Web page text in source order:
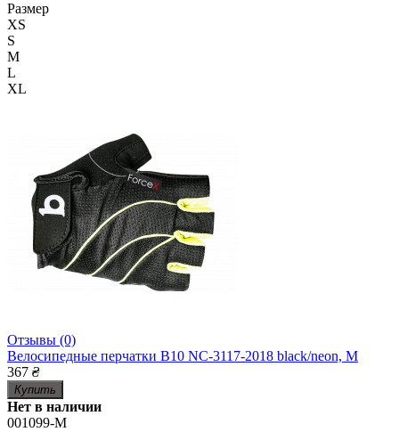
Размер
XS
S
M
L
XL
Отзывы (0)
Велосипедные перчатки B10 NC-3117-2018 black/neon, M
367 ₴
Купить
Нет в наличии
001099-M